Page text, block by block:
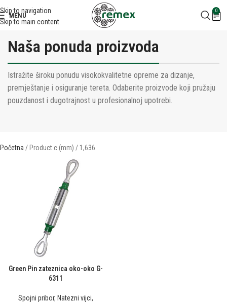
Skip to navigation
Skip to main content
MENU
0
Naša ponuda proizvoda
Istražite široku ponudu visokokvalitetne opreme za dizanje,
premještanje i osiguranje tereta. Odaberite proizvode koji pružaju
pouzdanost i dugotrajnost u profesionalnoj upotrebi.
Početna Product c (mm) 1,636
Green Pin zateznica oko-oko G-
6311
Spojni pribor, Natezni vijci,